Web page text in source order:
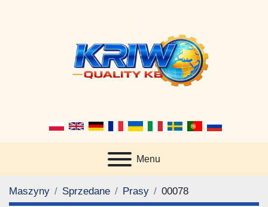
Menu
Maszyny Sprzedane Prasy 00078